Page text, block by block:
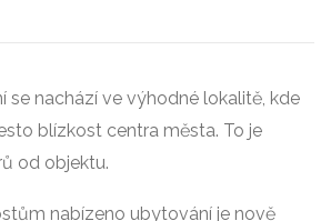
se nachází ve výhodné lokalitě, kde
blízkost centra města. To je
od objektu.
nabízeno ubytování je nově